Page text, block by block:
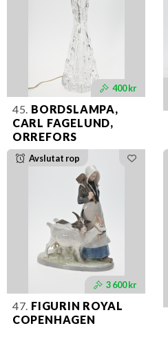
400 kr
45. BORDSLAMPA,
CARL FAGELUND,
ORREFORS
Avslutat rop
3 600 kr
47. FIGURIN ROYAL
COPENHAGEN